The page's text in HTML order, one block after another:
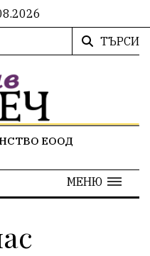
ТЪРСИ
ЕООД
МЕНЮ